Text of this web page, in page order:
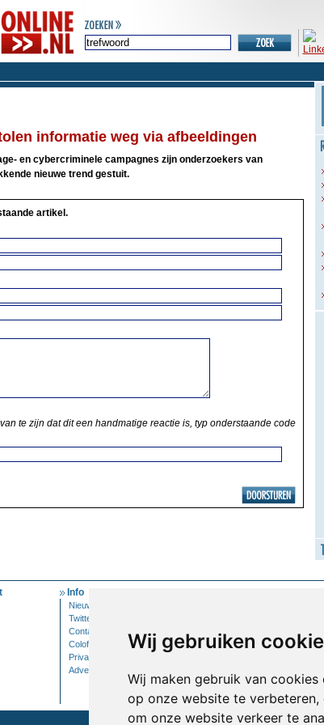
Wij gebruiken
Wij maken gebruik van
op onze website te
om onze website verkeer te
informatie weg via afbeeldingen
en cybercriminele campagnes zijn onderzoekers van
nieuwe trend gestuit.
artikel.
te zijn dat dit een handmatige reactie is, typ onderstaande code
Info
Nieuwsbrief
Twitter
Contact
Colofon
Privacy
Adverteren